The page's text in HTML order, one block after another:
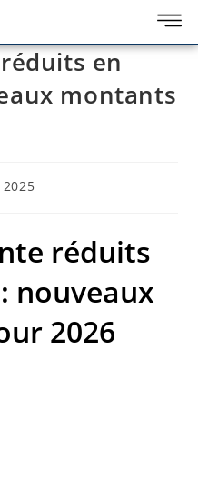
en
montants
réduits
nouveaux
2026